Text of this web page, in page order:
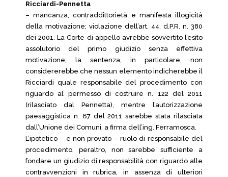
Ricciardi-Pennetta
– mancanza, contraddittorietà e manifesta illogicità
della motivazione; violazione dell’art. 44, d.P.R. n. 380
dei 2001. La Corte di appello avrebbe sovvertito l’esito
assolutorio del primo giudizio senza effettiva
motivazione; la sentenza, in particolare, non
considererebbe che nessun elemento indicherebbe il
Ricciardi quale responsabile del procedimento con
riguardo al permesso di costruire n. 122 del 2011
(rilasciato dal Pennetta), mentre l’autorizzazione
paesaggistica n. 67 del 2011 sarebbe stata rilasciata
dall’Unione dei Comuni, a firma dell’ing. Ferramosca.
L’ipotetico – e non provato – ruolo di responsabile del
procedimento, peraltro, non sarebbe sufficiente a
fondare un giudizio di responsabilità con riguardo alle
contravvenzioni in rubrica, in assenza di ulteriori